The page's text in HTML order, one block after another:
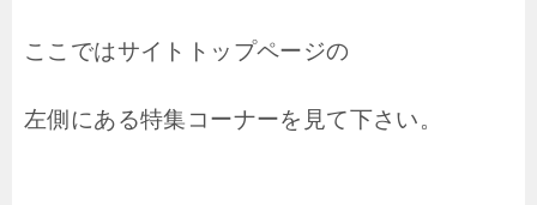
ここではサイトトップページの
左側にある特集コーナーを見て下さい。